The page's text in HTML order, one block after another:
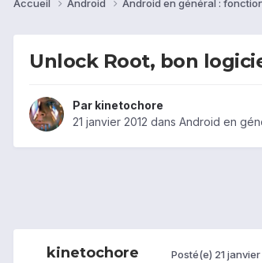
Accueil Android Android en général :
Unlock Root, bon
Par kinetochore
21 janvier 2012 dans Android en
kinetochore Posté(e) 21